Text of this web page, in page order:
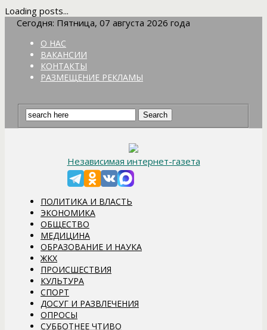
Loading posts...
Сегодня: Пятница, 07 августа 2026 года
О НАС
ВАКАНСИИ
КОНТАКТЫ
РАЗМЕЩЕНИЕ РЕКЛАМЫ
Независимая интернет-газета
ПОЛИТИКА И ВЛАСТЬ
ЭКОНОМИКА
ОБЩЕСТВО
МЕДИЦИНА
ОБРАЗОВАНИЕ И НАУКА
ЖКХ
ПРОИСШЕСТВИЯ
КУЛЬТУРА
СПОРТ
ДОСУГ И РАЗВЛЕЧЕНИЯ
ОПРОСЫ
СУББОТНЕЕ ЧТИВО